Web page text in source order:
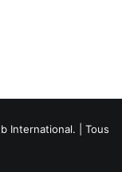
International. | Tous